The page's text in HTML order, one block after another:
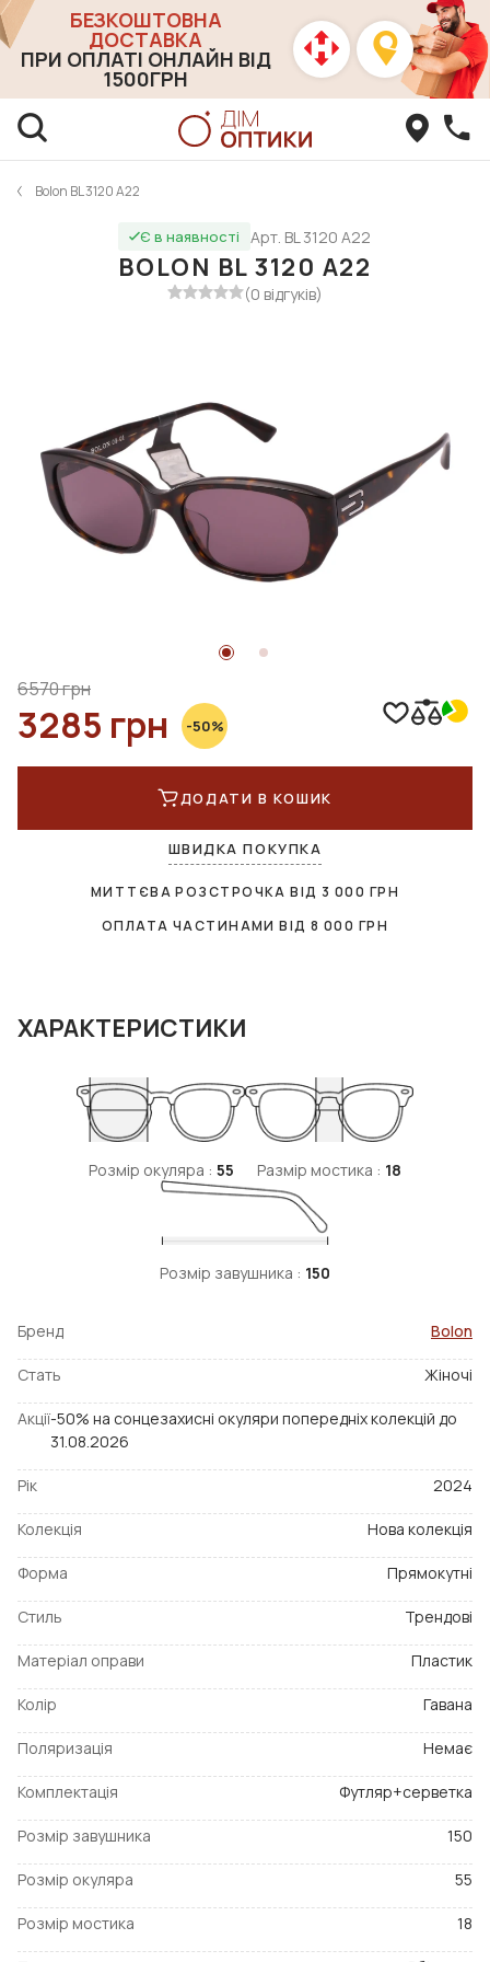
БЕЗКОШТОВНА
ДОСТАВКА
ПРИ ОПЛАТІ ОНЛАЙН ВІД
1500ГРН
Bolon BL 3120 A22
Є в наявності Арт. BL 3120 A22
BOLON BL 3120 A22
(0 відгуків)
6570 грн
3285 грн -50%
ДОДАТИ В КОШИК
ШВИДКА ПОКУПКА
МИТТЄВА РОЗСТРОЧКА ВІД 3 000 ГРН
ОПЛАТА ЧАСТИНАМИ ВІД8 000 ГРН
ХАРАКТЕРИСТИКИ
Розмір окуляра : 55 Размір мостика : 18
Розмір завушника : 150
Бренд Bolon
Стать Жіночі
Акції-50% на сонцезахисні окуляри попередніх колекцій до
31.08.2026
Рік 2024
Колекція Нова колекція
Форма Прямокутні
Стиль Трендові
Матеріал оправи Пластик
Колір Гавана
Поляризація Немає
Комплектація Футляр+серветка
Розмір завушника 150
Розмір окуляра 55
Розмір мостика 18